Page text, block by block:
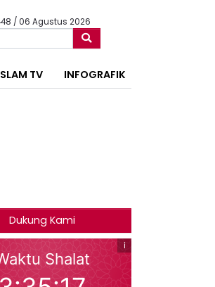
/ 06 Agustus 2026
TV INFOGRAFIK
Dukung Kami